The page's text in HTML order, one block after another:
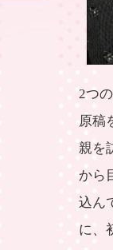
2つ
原稿
親を
から
込ん
に、